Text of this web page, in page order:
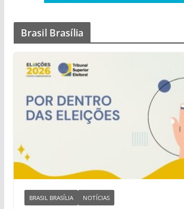
Brasil Brasília
BRASIL BRASÍLIA NOTÍCIAS